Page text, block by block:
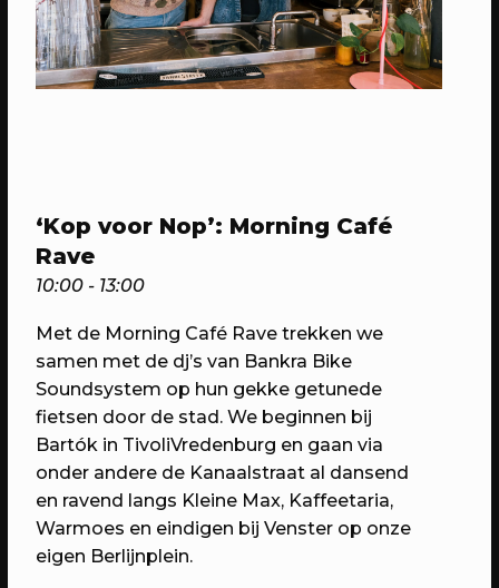
huiskamer van de stad
24/06/2023
‘Kop voor Nop’: Morning Café
Rave
10:00 - 13:00
Met de Morning Café Rave trekken we
samen met de dj’s van Bankra Bike
Soundsystem op hun gekke getunede
fietsen door de stad. We beginnen bij
Bartók in TivoliVredenburg en gaan via
onder andere de Kanaalstraat al dansend
en ravend langs Kleine Max, Kaffeetaria,
Warmoes en eindigen bij Venster op onze
eigen Berlijnplein.